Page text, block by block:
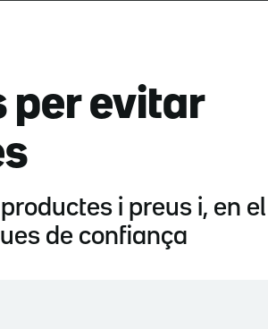
per evitar
i preus i, en
de confiança